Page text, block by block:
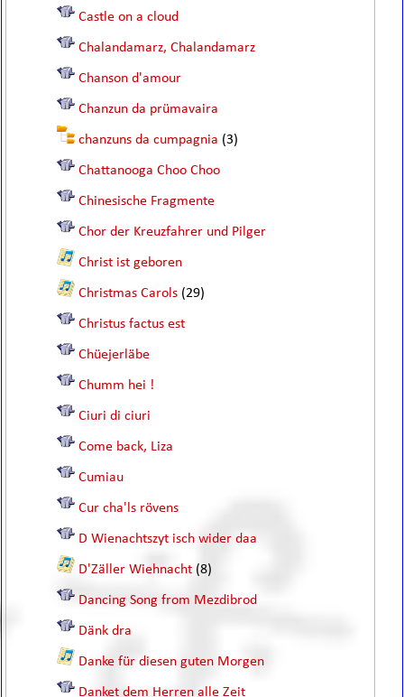
Castle on a cloud
Chalandamarz, Chalandamarz
Chanson d'amour
Chanzun da prümavaira
chanzuns da cumpagnia (3)
Chattanooga Choo Choo
Chinesische Fragmente
Chor der Kreuzfahrer und Pilger
Christ ist geboren
Christmas Carols (29)
Christus factus est
Chüejerläbe
Chumm hei !
Ciuri di ciuri
Come back, Liza
Cumiau
Cur cha'ls rövens
D Wienachtszyt isch wider daa
D'Zäller Wiehnacht (8)
Dancing Song from Mezdibrod
Dänk dra
Danke für diesen guten Morgen
Danket dem Herren alle Zeit